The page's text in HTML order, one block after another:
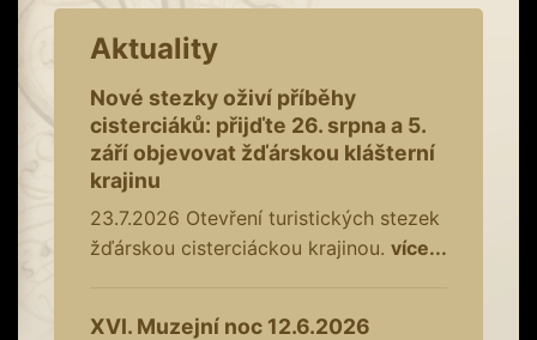
Aktuality
Nové stezky oživí příběhy
cisterciáků: přijďte 26. srpna a 5.
září objevovat žďárskou klášterní
krajinu
23.7.2026 Otevření turistických stezek
žďárskou cisterciáckou krajinou. více...
XVI. Muzejní noc 12.6.2026